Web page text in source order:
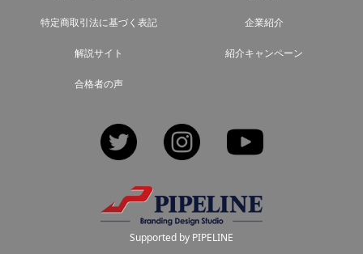
特定商取引法に基づく表記 企業紹介
解説サイト 紹介キャンペーン
合格者の声
Twitter Instagram
Supported by PIPELINE